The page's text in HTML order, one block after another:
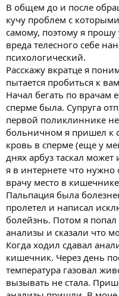
а
В общем до и после
кучу проблем с
самому, поэтому я
вреда телесного себе
психологический.
Расскажу вкратце я
пытается пробиться к
Начал бегать по врачам
сперме была. Супруга
первой поликлиннике
больничном я пришел к
кровь в сперме (еще у
днях арбуз таскал
я в интернете что нужно
врачу место в
Пальпация была
пролетел и написал
болейзнь. Потом я
анализы и сказали что
Когда ходил сдавал
кишечник. Через день
температура газовал
вызывать не стала.